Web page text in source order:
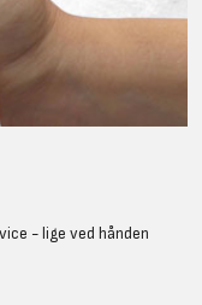
- lige ved hånden